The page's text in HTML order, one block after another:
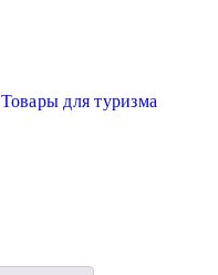
Товары для туризма